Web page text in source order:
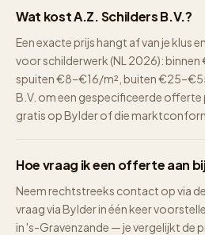
Wat kost A.Z. Schilders B.V.?
Een exacte prijs hangt af van je klus
voor schilderwerk (NL 2026):
spuiten €8–€16/m², buiten
B.V. om een gespecificeerde
gratis op Bylder of die
Hoe vraag ik een offerte aan
Neem rechtstreeks contact op via
vraag via Bylder in één keer
in 's-Gravenzande — je vergelijkt de